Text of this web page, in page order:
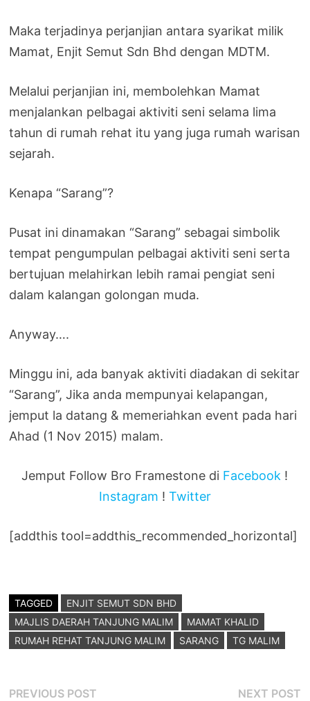
Maka terjadinya perjanjian antara syarikat milik
Mamat, Enjit Semut Sdn Bhd dengan MDTM.
Melalui perjanjian ini, memboleh­kan Mamat
menjalankan pelbagai aktiviti seni selama lima
tahun di rumah rehat itu yang juga rumah warisan
sejarah.
Kenapa “Sarang”?
Pusat ini dinamakan “Sarang” sebagai simbolik
tempat pengumpulan pelbagai aktiviti seni serta
bertujuan melahirkan lebih ramai pengiat seni
dalam kala­ngan golongan muda.
Anyway….
Minggu ini, ada banyak aktiviti diadakan di sekitar
“Sarang”, Jika anda mempunyai kelapangan,
jemput la datang & memeriahkan event pada hari
Ahad (1 Nov 2015) malam.
Jemput Follow Bro Framestone di Facebook !
Instagram ! Twitter
[addthis tool=addthis_recommended_horizontal]
TAGGED
ENJIT SEMUT SDN BHD
MAJLIS DAERAH TANJUNG MALIM
MAMAT KHALID
RUMAH REHAT TANJUNG MALIM
SARANG TG MALIM
PREVIOUS POST NEXT POST